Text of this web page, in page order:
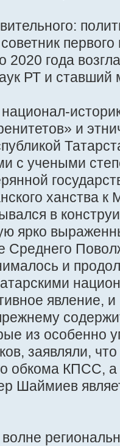
года
РТ и
национал-
и
с учеными
ханства к
в
ярко
Среднего
и
явление,
из особенно
заявляли,
обкома КПСС,
Шаймиев